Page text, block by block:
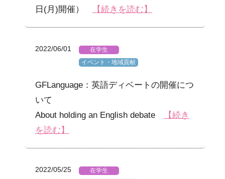
日(月)開催）
【続きを読む】
2022/06/01
在学生
イベント・地域貢献
GFLanguage：英語ディベートの開催につ
いて
About holding an English debate
【続き
を読む】
2022/05/25
在学生